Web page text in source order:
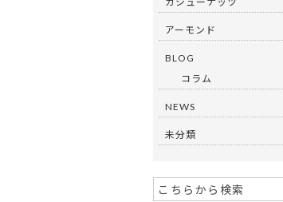
アーモンド
BLOG
コラム
NEWS
未分類